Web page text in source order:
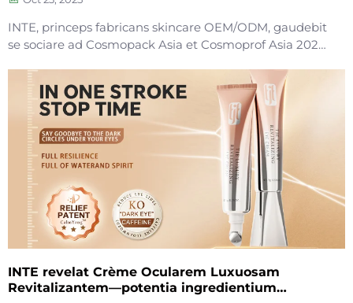
INTE, princeps fabricans skincare OEM/ODM, gaudebit
se sociare ad Cosmopack Asia et Cosmoprof Asia 2025
pulchritudinis in Asia—quod fiet diebus 11–13
Novembris apud Hong Kong AsiaWorld-Expo. Omnes
amatores pulchritudinis agnoscimus...
INTE revelat Crème Ocularem Luxuosam
Revitalizantem—potentia ingredientium